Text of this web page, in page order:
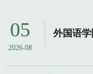
05
2026-08
外国语